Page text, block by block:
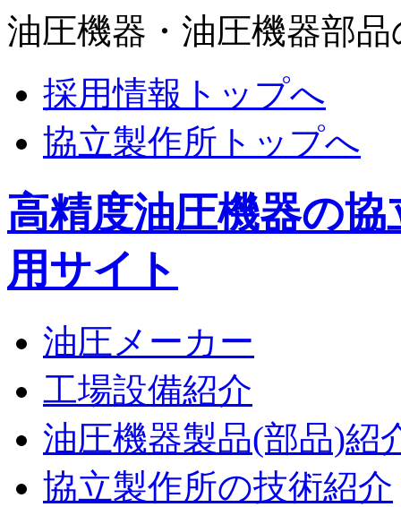
油圧機器・油圧機器部
採用情報トップへ
協立製作所トップへ
高精度油圧機器の
用サイト
油圧メーカー
工場設備紹介
油圧機器製品(部品)紹
協立製作所の技術紹介